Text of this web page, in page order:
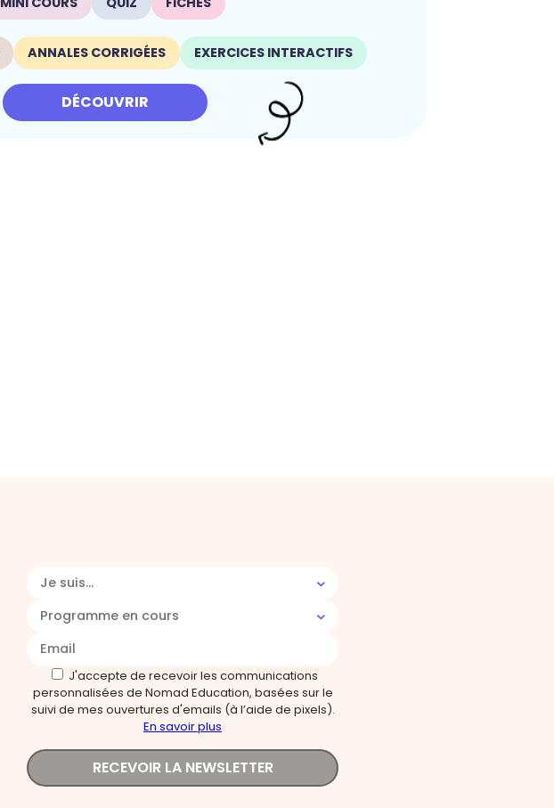
ANNALES CORRIGÉES EXERCICES INTERACTIFS
DÉCOUVRIR
Je suis...
Programme en cours
J'accepte de recevoir les communications
personnalisées de Nomad Education, basées sur le
suivi de mes ouvertures d'emails (à l’aide de pixels).
En savoir plus
RECEVOIR LA NEWSLETTER